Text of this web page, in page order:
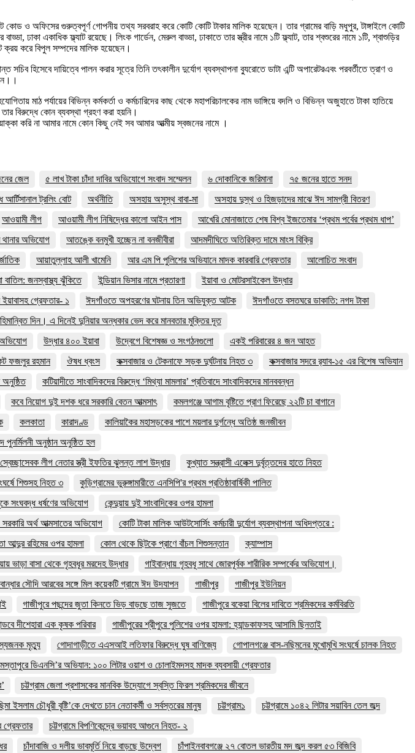
কোড ও অফিসের গুরুত্বপূর্ণ গোপনীয় তথ্য সরবরাহ করে কোটি কোটি টাকার মালিক হয়েছেন। তার গ্রামের বাড়ি মধুপুর, টাঙ্গাইলে কোটি
ঢাকা একাধিক ফ্ল্যাট রয়েছে। লিংক গার্ডেন, মেরুল বাড্ডা, ঢাকাতে তার স্ত্রীর নামে ১টি ফ্ল্যাট, তার শ্বশুরের নামে ১টি, শ্বাশুড়ির
ক্রয় করে বিপুল সম্পদের মালিক হয়েছেন।
হিসেবে দায়িত্বে পালন করার সূত্রে তিনি তৎকালীন দুর্যোগ ব্যবস্থাপনা ব্যুরোতে ডাটা এন্টি অপারেটরএবং পরবর্তীতে ত্রাণ ও
মাঠ পর্যায়ের বিভিন্ন কর্মকর্তা ও কর্মচারিদের কাছ থেকে মহাপরিচালকের নাম ভাঙ্গিয়ে বদলি ও বিভিন্ন অজুহাতে টাকা হাতিয়ে
বিরুদ্ধে কোন ব্যবস্থা গ্রহণ করা হয়নি।
করি না আমার নামে কোন কিছু নেই সব আমার আত্মীয় স্বজনের নামে ।
জেল ৫ লাখ টাকা চাঁদা দাবির অভিযোগে সংবাদ সম্মেলন ৬ দোকানিকে জরিমানা
৭৫ জনের হাতে সনদ
আর্টিসানাল ট্রলিং বোট অর্থনীতি অসহায় অসুস্থ বাবা-মা
অসহায় দুস্থ ও হিজড়াদের মাঝে ঈদ সামগ্রী বিতরণ
আওয়ামী লীগ আওয়ামী লীগ নিষিদ্ধের কালো আইন পাস
আখেরি মোনাজাতে শেষ বিশ্ব ইজতেমার ‘প্রথম পর্বের প্রথম ধাপ’
থানার অভিযোগ আতঙ্কে বনমুখী হচ্ছেন না বনজীবীরা
আদমদীঘিতে অতিরিক্ত দামে মাংস বিক্রি
আয়াতুল্লাহ আলী খামেনি আর এম পি পুলিশের অভিযানে মাদক কারবারি গ্রেফতার
আলোচিত সংবাদ
বাতিল: জনস্বাস্থ্য ঝুঁকিতে ইন্ডিয়ান ভিসার নামে প্রতারণা
ইয়াবা ও মোটরসাইকেল উদ্ধার
গ্রেফতার- ১ ঈদগাঁওতে অপহরণের ঘটনায় তিন অভিযুক্ত আটক
ঈদগাঁওতে বসতঘরে ডাকাতি: নগদ টাকা
দিন। এ দিনেই দুনিয়ার অন্ধকার ভেদ করে মানবতার মুক্তির দূত
অভিযোগ উদ্ধার ৪০০ ইয়াবা উদ্বেগে বিশেষজ্ঞ ও সংগঠনগুলো
একই পরিবারের ৪ জন আহত
ফজলুর রহমান ঔষধ ধ্বংস কক্সবাজার ও টেকনাফে সড়ক দুর্ঘটনায় নিহত ৩
কক্সবাজার সদরে র‍্যাব-১৫ এর বিশেষ অভিযান
কটিয়াদীতে সাংবাদিকদের বিরুদ্ধে ‘মিথ্যা মামলার’ প্রতিবাদে সাংবাদিকদের মানববন্ধন
কবে নিয়োগ দুই দশক ধরে সরকারি বেতন আত্মসাৎ
কমলগঞ্জে আগাম বৃষ্টিতে প্রাণ ফিরেছে ২২টি চা বাগানে
কলকাতা কারাদণ্ড
কালিয়াকৈর মহাসড়কের পাশে ময়লার দুর্গন্ধে অতিষ্ঠ জনজীবন
অনুষ্ঠান অনুষ্ঠিত হল
লীগ নেতার স্ত্রী ইফতির ঝুলন্ত লাশ উদ্ধার
কুখ্যাত সন্ত্রাসী এলেক্স দুর্বৃত্তদের হাতে নিহত
শিশুসহ নিহত ৩
কুড়িগ্রামের ভুরুঙ্গামারীতে এনসিপি'র প্রথম প্রতিষ্ঠাবার্ষিকী পালিত
সংঘবদ্ধ ধর্ষণের অভিযোগ
কেন্দুয়ায় দুই সাংবাদিকের ওপর হামলা
সরকারি অর্থ আত্মসাতের অভিযোগ
কোটি টাকা মালিক আউটসোর্সিং কর্মচারী দুর্যোগ ব্যবস্থাপনা অধিদপ্তরে :
আব্দুর রহিমের ওপর হামলা কোল থেকে ছিটকে প্রাণে বাঁচল শিশুসন্তান
ক্যাম্পাস
ভাড়া বাসা থেকে গৃহবধূর মরদেহ উদ্ধার
গাইবান্ধায় গৃহবধূ সাথে জোরপূর্বক শারীরিক সম্পর্কের অভিযোগ।
সৌদি আরবের সঙ্গে মিল কয়েকটি গ্রামে ঈদ উদযাপন গাজীপুর
গাজীপুর ইউনিয়ন
গাজীপুরে পছন্দের জুতা কিনতে ভিড় বাড়ছে তাজ সুজতে
গাজীপুরে বকেয়া বিলের দাবিতে শ্রমিকদের কর্মবিরতি
দীশেহারা এক কৃষক পরিবার
গাজীপুরের শ্রীপুরে পুলিশের ওপর হামলা: হ্যান্ডকাফসহ আসামি ছিনতাই
মৃত্যু গোদাগাড়ীতে এএসআই লতিফার বিরুদ্ধে ঘুষ বাণিজ্যে
গোপালগঞ্জে বাস-নছিমনের মুখোমুখি সংঘর্ষে চালক নিহত
ডিএনসি’র অভিযান: ১০০ লিটার ওয়াশ ও চোলাইমদসহ মাদক ব্যবসায়ী গ্রেফতার
চট্টগ্রাম জেলা প্রশাসকের মানবিক উদ্যোগে স্বস্তি ফিরল শ্রমিকদের জীবনে
ইসলাম চৌধুরী বৃষ্টি’কে দেখতে চান নেতাকর্মী ও সর্বস্তরের মানুষ চট্টগ্রাম১
চট্টগ্রামে ১০৪২ লিটার সয়াবিন তেল জব্দ
গ্রেফতার
চট্টগ্রামে বিপণিকেন্দ্রে ভয়াবহ আগুনে নিহত- ২
চাঁদাবাজি ও দলীয় ভাবমূর্তি নিয়ে বাড়ছে উদ্বেগ চাঁপাইনবাবগঞ্জে ২৭ বোতল ভারতীয় মদ জব্দ করল ৫৩ বিজিবি